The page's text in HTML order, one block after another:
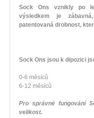
Sock Ons vznikly po
výsledkem je
patentovaná drobnost,
Sock Ons jsou k dipozici
0-6 měsíců
6-12 měsíců
Pro správné fungování
velikost.